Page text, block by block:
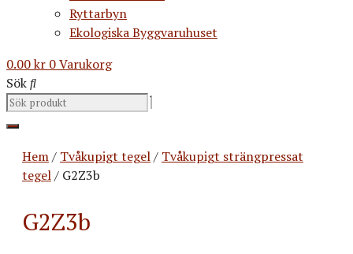
Ryttarbyn
Ekologiska Byggvaruhuset
0.00kr 0Varukorg
Sök
Hem/ Tvåkupigt tegel/ Tvåkupigt strängpressat
tegel/ G2Z3b
G2Z3b